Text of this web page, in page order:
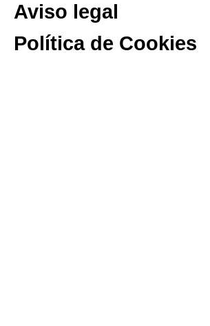
Aviso legal
Política de Cookies